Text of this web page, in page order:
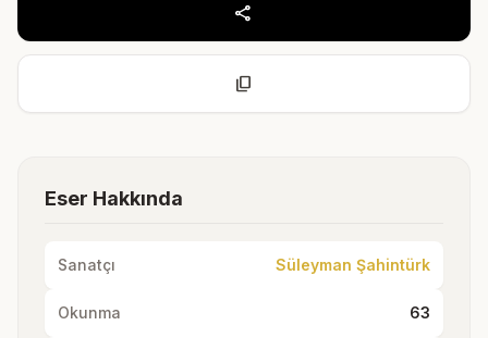
share
content_copy
Eser Hakkında
Sanatçı Süleyman Şahintürk
Okunma 63